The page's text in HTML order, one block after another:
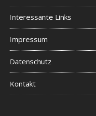
Interessante Links
Impressum
Datenschutz
Kontakt